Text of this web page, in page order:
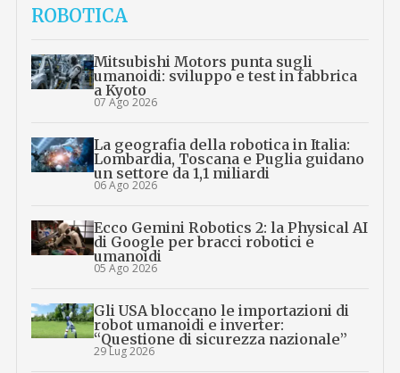
ROBOTICA
Mitsubishi Motors punta sugli
umanoidi: sviluppo e test in fabbrica
a Kyoto
07 Ago 2026
La geografia della robotica in Italia:
Lombardia, Toscana e Puglia guidano
un settore da 1,1 miliardi
06 Ago 2026
Ecco Gemini Robotics 2: la Physical AI
di Google per bracci robotici e
umanoidi
05 Ago 2026
Gli USA bloccano le importazioni di
robot umanoidi e inverter:
“Questione di sicurezza nazionale”
29 Lug 2026